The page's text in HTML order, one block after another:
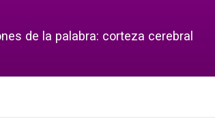
de la palabra: corteza cerebral